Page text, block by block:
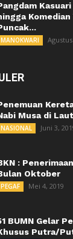
MANOKWARI
Musa di
NASIONAL Juni 3,
:
Oktober
PEGAF Mei 4, 2019
BUMN Gelar
Putra/